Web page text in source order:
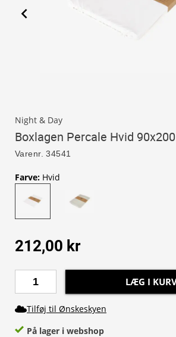
Night & Day
Boxlagen Percale Hvid
Varenr. 34541
Farve: Hvid
212,00 kr
LÆG I
Tilføj til Ønskeskyen
På lager i webshop